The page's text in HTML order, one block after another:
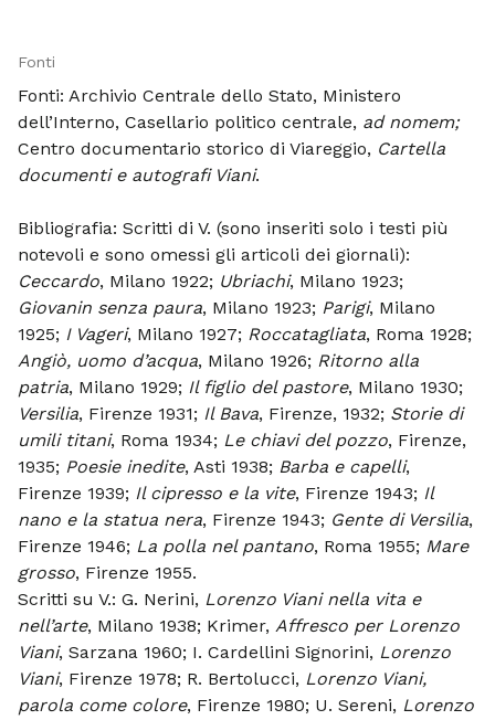
Fonti
Fonti: Archivio Centrale dello Stato, Ministero
dell’Interno, Casellario politico centrale, ad nomem;
Centro documentario storico di Viareggio, Cartella
documenti e autografi Viani.
Bibliografia: Scritti di V. (sono inseriti solo i testi più
notevoli e sono omessi gli articoli dei giornali):
Ceccardo, Milano 1922; Ubriachi, Milano 1923;
Giovanin senza paura, Milano 1923; Parigi, Milano
1925; I Vageri, Milano 1927; Roccatagliata, Roma 1928;
Angiò, uomo d’acqua, Milano 1926; Ritorno alla
patria, Milano 1929; Il figlio del pastore, Milano 1930;
Versilia, Firenze 1931; Il Bava, Firenze, 1932; Storie di
umili titani, Roma 1934; Le chiavi del pozzo, Firenze,
1935; Poesie inedite, Asti 1938; Barba e capelli,
Firenze 1939; Il cipresso e la vite, Firenze 1943; Il
nano e la statua nera, Firenze 1943; Gente di Versilia,
Firenze 1946; La polla nel pantano, Roma 1955; Mare
grosso, Firenze 1955.
Scritti su V.: G. Nerini, Lorenzo Viani nella vita e
nell’arte, Milano 1938; Krimer, Affresco per Lorenzo
Viani, Sarzana 1960; I. Cardellini Signorini, Lorenzo
Viani, Firenze 1978; R. Bertolucci, Lorenzo Viani,
parola come colore, Firenze 1980; U. Sereni, Lorenzo